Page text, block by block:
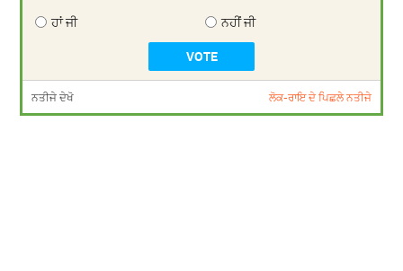
ਹਾਂ ਜੀ ਨਹੀਂ ਜੀ
ਨਤੀਜੇ ਦੇਖੋ ਲੋਕ-ਰਾਇ ਦੇ ਪਿਛਲੇ ਨਤੀਜੇ